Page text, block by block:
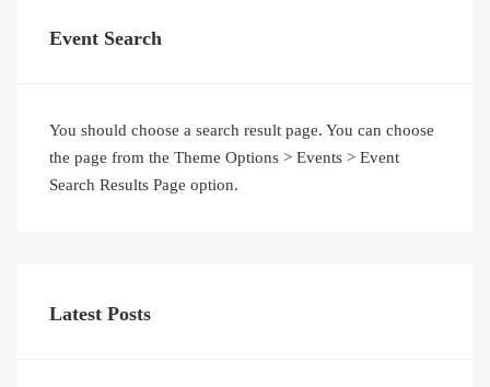
Event Search
You should choose a search result page. You can choose
the page from the Theme Options > Events > Event
Search Results Page option.
Latest Posts